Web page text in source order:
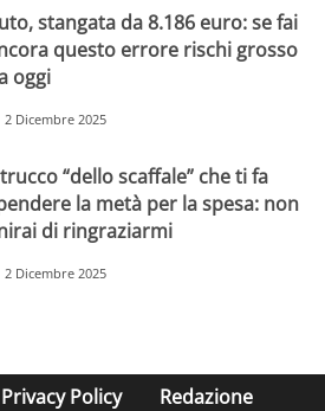
stangata da 8.186 euro: se fai
questo errore rischi grosso
oggi
2 Dicembre 2025
“dello scaffale” che ti fa
la metà per la spesa: non
di ringraziarmi
2 Dicembre 2025
Privacy Policy Redazione